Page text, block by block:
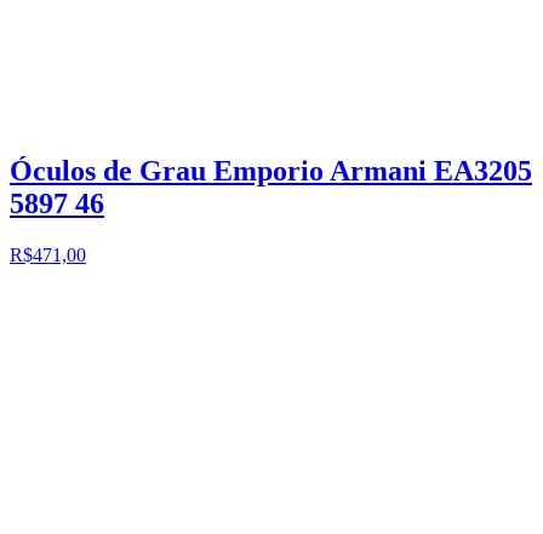
Óculos de Grau Emporio Armani EA3205
5897 46
R$471,00